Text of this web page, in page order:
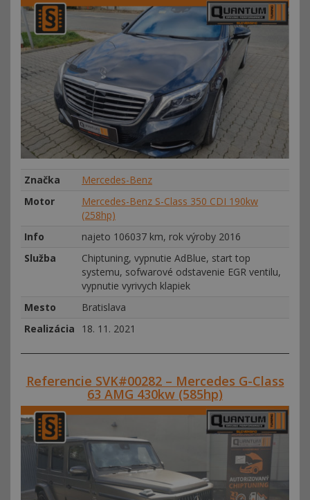
Značka
Mercedes-Benz
Motor
Mercedes-Benz S-Class 350 CDI 190kw
(258hp)
Info
najeto 106037 km, rok výroby 2016
Služba
Chiptuning, vypnutie AdBlue, start top
systemu, sofwarové odstavenie EGR ventilu,
vypnutie vyrivych klapiek
Mesto
Bratislava
Realizácia
18. 11. 2021
Referencie SVK#00282 – Mercedes G-Class
63 AMG 430kw (585hp)